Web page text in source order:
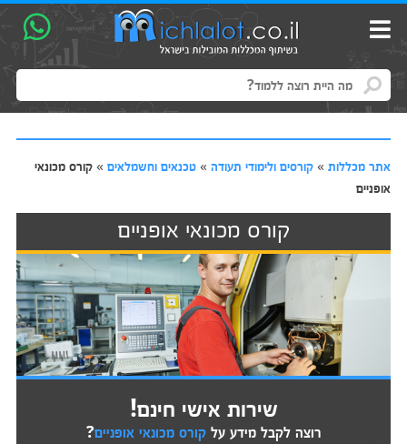
אתר מכללות» קורסים ולימודי תעודה» טכנאים וחשמלאים» קורס מכונאי
אופניים
קורס מכונאי אופניים
שירות אישי חינם!
רוצה לקבל מידע עלקורס מכונאי אופניים?